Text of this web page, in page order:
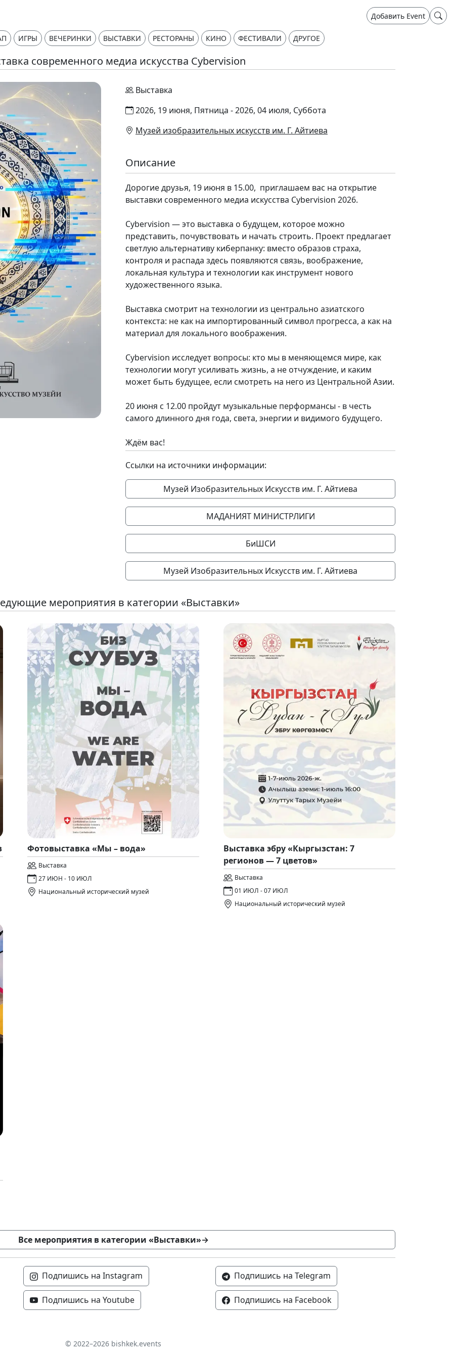
Добавить Event
ИГРЫ ВЕЧЕРИНКИ ВЫСТАВКИ РЕСТОРАНЫ КИНО ФЕСТИВАЛИ ДРУГОЕ
современного медиа искусства Cybervision
Выставка
2026, 19 июня, Пятница - 2026, 04 июля, Суббота
Музей изобразительных искусств им. Г. Айтиева
Описание
Дорогие друзья, 19 июня в 15.00, приглашаем вас на открытие
выставки современного медиа искусства Cybervision 2026.
Cybervision — это выставка о будущем, которое можно
представить, почувствовать и начать строить. Проект предлагает
светлую альтернативу киберпанку: вместо образов страха,
контроля и распада здесь появляются связь, воображение,
локальная культура и технологии как инструмент нового
художественного языка.
Выставка смотрит на технологии из центрально азиатского
контекста: не как на импортированный символ прогресса, а как на
материал для локального воображения.
Cybervision исследует вопросы: кто мы в меняющемся мире, как
технологии могут усиливать жизнь, а не отчуждение, и каким
может быть будущее, если смотреть на него из Центральной Азии.
20 июня с 12.00 пройдут музыкальные перформансы - в честь
самого длинного дня года, света, энергии и видимого будущего.
Ждём вас!
Ссылки на источники информации:
Музей Изобразительных Искусств им. Г. Айтиева
МАДАНИЯТ МИНИСТРЛИГИ
БиШСИ
Музей Изобразительных Искусств им. Г. Айтиева
мероприятия в категории «Выставки»
Фотовыставка «Мы – вода»
Выставка
27 ИЮН - 10 ИЮЛ
Национальный исторический музей
Выставка эбру «Кыргызстан: 7
регионов — 7 цветов»
Выставка
01 ИЮЛ - 07 ИЮЛ
Национальный исторический музей
Все мероприятия в категории «Выставки»→
Подпишись на Instagram Подпишись на Telegram
Подпишись на Youtube Подпишись на Facebook
© 2022–2026 bishkek.events